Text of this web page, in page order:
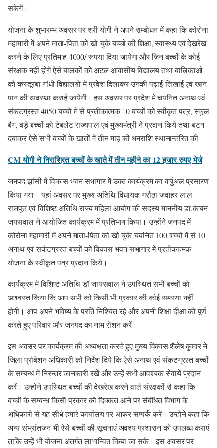
सकेगें।
योजना के शुभारम्भ अवसर पर श्री योगी ने अपने सम्बोधन में कहा कि कोरोना
महामारी में अपने माता-पिता को खो चुके बच्चों की शिक्षा, स्वास्थ्य एवं देखरेख
करने के लिए प्रतिमाह 4000/ रूपया दिया जायेगा और जिन बच्चों के कोई
संरक्षक नहीं होगें ऐसे बालकों को अटल आवासीय विद्यालय तथा बालिकाओं
को कस्तूरबा गांधी विद्यालयों में प्रवेश दिलाकर उनकी पढ़ाई-लिखाई एवं खान-
पान की व्यवस्था कराई जायेगी। इस अवसर पर प्रदेश में चयनित अनाथ एवं
संकटग्रस्त 4050 बच्चों में से प्रतीकात्मक 10 बच्चों को स्वीकृत पत्र, स्कूल
बैग, बड़े बच्चों को टेबलेट राज्यपाल एवं मुख्यमंत्री ने प्रदान किये तथा बटन
दबाकर ऐसे सभी बच्चों के खातों में तीन माह की धनराशि स्थानान्तरित की।
CM योगी ने निराश्रित बच्चों के खाते में तीन महीने का 12 हजार रुपए भेजे
जनपद झांसी में विकास भवन सभागार में उक्त कार्यक्रम का वर्चुअल प्रसारण
किया गया। यहां अवसर पर मुख्य अतिथि विधायक गरौठा जवाहर लाल
राजपूत एवं विशिष्ट अतिथि राज्य महिला आयोग की सदस्य माननीय डा.कंचन
जयसवाल ने आयोजित कार्यक्रम में प्रतिभाग किया। उन्होंने जनपद में
कोरोना महामारी में अपने माता-पिता को खो चुके चयनित 100 बच्चों में से 10
अनाथ एवं सकंटग्रस्त बच्चों को विकास भवन सभागार में प्रतीकात्मक
योजना के स्वीकृत पत्र प्रदान किये।
कार्यक्रम में विशिष्ट अतिथि डॉ़ जायसवाल ने उपस्थित सभी बच्चों को
आश्वस्त किया कि आप सभी को किसी भी प्रकार की कोई समस्या नहीं
होगी। आप अपने भविष्य के प्रति निश्चिंत रहे और अपनी शिक्षा दीक्षा को पूर्ण
करते हुए परिवार और जनपद का नाम रोशन करें।
इस अवसर पर कार्यक्रम की अध्यक्षता करते हुए मुख्य विकास शैलेष कुमार ने
जिला प्रोबेशन अधिकारी को निर्देश दिये कि ऐसे अनाथ एवं संकटग्रस्त बच्चों
के सम्बन्ध में निरन्तर जानकारी रखें और उन्हें सभी आवश्यक सेवायें प्रदान
करें। उन्होने उपस्थित बच्चों की देखरेख करने वाले संरक्षकों से कहा कि
बच्चों के सम्बन्ध किसी प्रकार की दिक्कत आने पर संबंधित विभाग के
अधिकारी से यह सीधे हमारे कार्यालय पर आकर सम्पर्क करें। उन्होंने कहा कि
अन्य संभ्रांतजन भी ऐसे बच्चों की सूचनाएं अवश्य प्रशासन को उपलब्ध कराएं
ताकि उन्हें भी योजना अंतर्गत लाभान्वित किया जा सके। इस अवसर पर